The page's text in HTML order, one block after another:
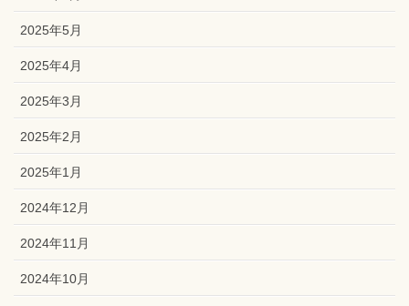
2025年5月
2025年4月
2025年3月
2025年2月
2025年1月
2024年12月
2024年11月
2024年10月